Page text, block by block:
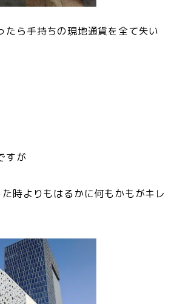
たら手持ちの現地通貨を全て失い
すが
時よりもはるかに何もかもがキレ